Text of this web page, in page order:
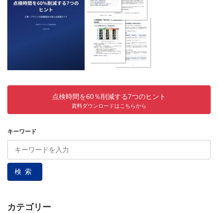
点検時間を60％削減する7つのヒント
資料ダウンロードはこちらから
キーワード
検索
カテゴリー